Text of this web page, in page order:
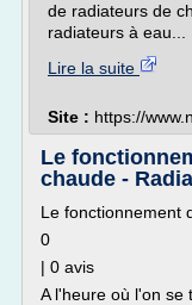
de radiateurs de
radiateurs à eau...
Lire la suite
Site : https://
Le
chaude -
Le fonctionnement
0
| 0 avis
A l'heure où l'on se